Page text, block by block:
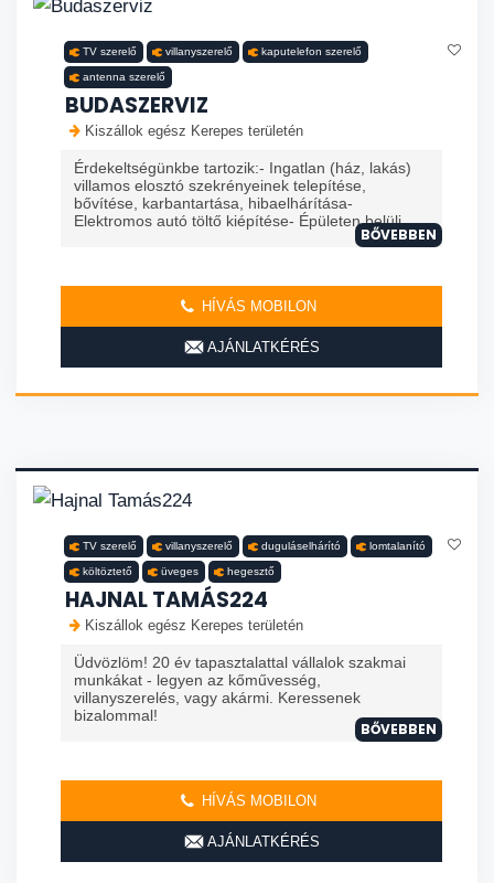
TV szerelő villanyszerelő kaputelefon szerelő
antenna szerelő
BUDASZERVIZ
Kiszállok egész Kerepes területén
Érdekeltségünkbe tartozik:- Ingatlan (ház, lakás)
villamos elosztó szekrényeinek telepítése,
bővítése, karbantartása, hibaelhárítása-
Elektromos autó töltő kiépítése- Épületen belüli ...
BŐVEBBEN
HÍVÁS MOBILON
AJÁNLATKÉRÉS
TV szerelő villanyszerelő duguláselhárító lomtalanító
költöztető üveges hegesztő
HAJNAL TAMÁS224
Kiszállok egész Kerepes területén
Üdvözlöm! 20 év tapasztalattal vállalok szakmai
munkákat - legyen az kőművesség,
villanyszerelés, vagy akármi. Keressenek
bizalommal!
BŐVEBBEN
HÍVÁS MOBILON
AJÁNLATKÉRÉS